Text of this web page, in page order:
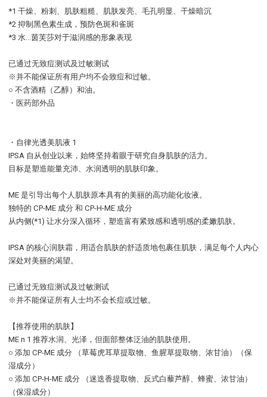
*1 干燥、粉刺、肌肤粗糙、肌肤发亮、毛孔明显、干燥暗沉
*2 抑制黑色素生成，预防色斑和雀斑
*3 水…茵芙莎对于滋润感的形象表现
已通过无致痘测试及过敏测试
※并不能保证所有用户均不会致痘和过敏。
○ 不含酒精（乙醇）和油。
・医药部外品
・自律光透美肌液 1
IPSA 自从创业以来，始终坚持着眼于研究自身肌肤的活力。
目标是塑造能量充沛、水润透明的肌肤印象。
ME 是引导出每个人肌肤原本具有的美丽的高功能化妆液。
独特的 CP-ME 成分 和 CP-H-ME 成分
从内侧(*1) 让水分深入循环，塑造富有紧致感和透明感的柔嫩肌肤。
IPSA 的核心润肤霜，用适合肌肤的舒适质地包裹住肌肤，满足每个人内心
深处对美丽的渴望。
已通过无致痘测试及过敏测试
※并不能保证所有人士均不会长痘或过敏。
【推荐使用的肌肤】
ME n 1 推荐水润、光泽，但面部整体泛油的肌肤使用。
○ 添加 CP-ME 成分 （草莓虎耳草提取物、鱼腥草提取物、浓甘油）（保
湿成分）
○ 添加 CP-H-ME 成分 （迷迭香提取物、反式白藜芦醇、蜂蜜、浓甘油）
（保湿成分）